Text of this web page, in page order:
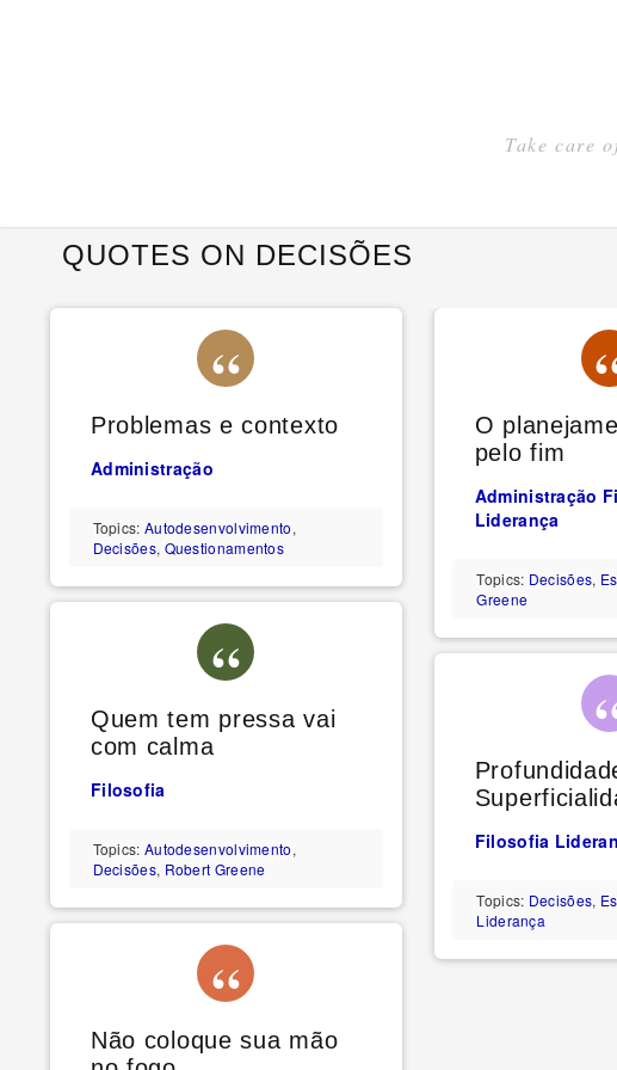
Take care
QUOTES ON DECISÕES
Problemas e contexto
Administração
Topics: Autodesenvolvimento,
Decisões, Questionamentos
Quem tem pressa vai
com calma
Filosofia
Topics: Autodesenvolvimento,
Decisões, Robert Greene
Não coloque sua mão
O
pelo fim
Administração
Liderança
Topics: Decisões,
Greene
Filosofia
Topics: Decisões,
Liderança